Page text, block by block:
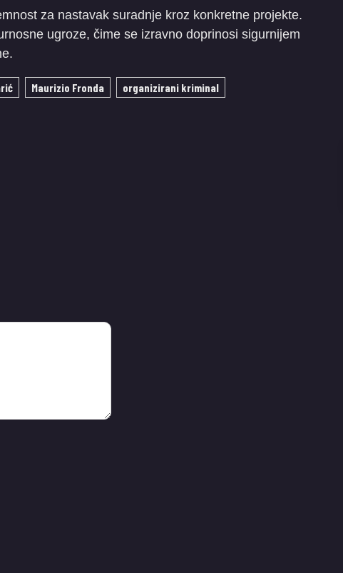
za nastavak suradnje kroz konkretne projekte.
ugroze, čime se izravno doprinosi sigurnijem
Maurizio Fronda
organizirani kriminal